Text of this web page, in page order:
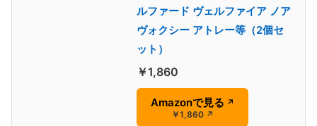
ルファード ヴェルファイア ノア
ヴォクシー アトレー等（2個セ
ット）
￥1,860
Amazonで見る ↗
￥1,860 ↗